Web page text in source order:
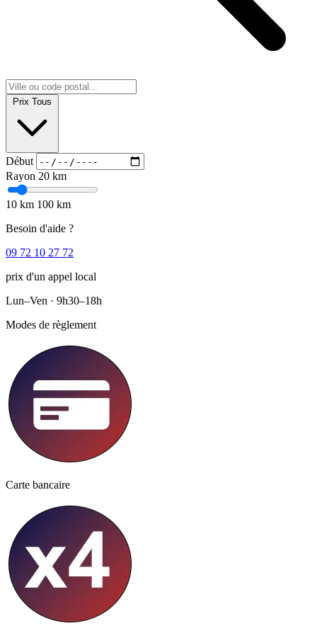
Prix Tous
Début
Rayon 20 km
10 km 100 km
Besoin d'aide ?
09 72 10 27 72
prix d'un appel local
Lun–Ven · 9h30–18h
Modes de règlement
Carte bancaire